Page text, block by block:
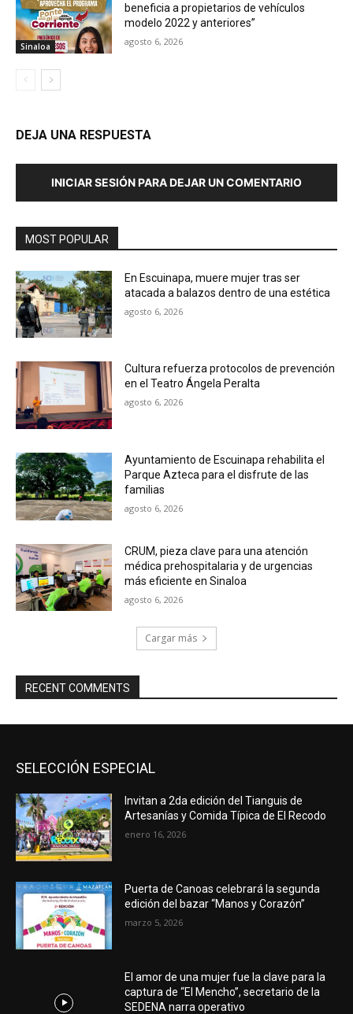
Sinaloa
beneficia a propietarios de vehículos
modelo 2022 y anteriores”
agosto 6, 2026
DEJA UNA RESPUESTA
INICIAR SESIÓN PARA DEJAR UN COMENTARIO
MOST POPULAR
En Escuinapa, muere mujer tras ser
atacada a balazos dentro de una estética
agosto 6, 2026
Cultura refuerza protocolos de prevención
en el Teatro Ángela Peralta
agosto 6, 2026
Ayuntamiento de Escuinapa rehabilita el
Parque Azteca para el disfrute de las
familias
agosto 6, 2026
CRUM, pieza clave para una atención
médica prehospitalaria y de urgencias
más eficiente en Sinaloa
agosto 6, 2026
Cargar más
RECENT COMMENTS
SELECCIÓN ESPECIAL
Invitan a 2da edición del Tianguis de
Artesanías y Comida Típica de El Recodo
enero 16, 2026
Puerta de Canoas celebrará la segunda
edición del bazar “Manos y Corazón”
marzo 5, 2026
El amor de una mujer fue la clave para la
captura de “El Mencho”, secretario de la
SEDENA narra operativo